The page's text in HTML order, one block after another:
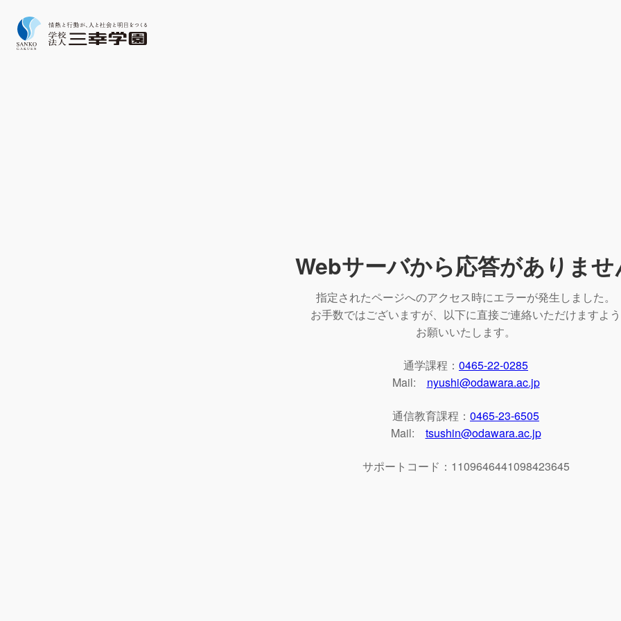
Webサーバから応答がありませ
指定されたページへのアクセス時にエラーが発生しました。
お手数ではございますが、以下に直接ご連絡いただけますよう
お願いいたします。
通学課程： 0465-22-0285
Mail: nyushi@odawara.ac.jp
通信教育課程： 0465-23-6505
Mail: tsushin@odawara.ac.jp
サポートコード：1109646441098423645